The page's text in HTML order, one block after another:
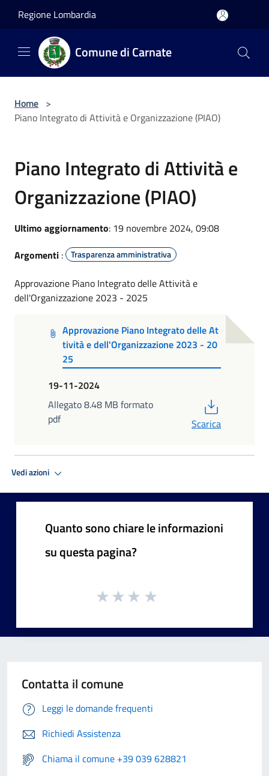
Regione Lombardia
Comune di Carnate
Home >
Piano Integrato di Attività e Organizzazione (PIAO)
Piano Integrato di Attività e
Organizzazione (PIAO)
Ultimo aggiornamento: 19 novembre 2024, 09:08
Argomenti : Trasparenza amministrativa
Approvazione Piano Integrato delle Attività e
dell'Organizzazione 2023 - 2025
Approvazione Piano Integrato delle At
tività e dell'Organizzazione 2023 - 20
25
19-11-2024
Allegato 8.48 MB formato
pdf
Scarica
Vedi azioni
Quanto sono chiare le informazioni
su questa pagina?
Contatta il comune
Leggi le domande frequenti
Richiedi Assistenza
Chiama il comune +39 039 628821